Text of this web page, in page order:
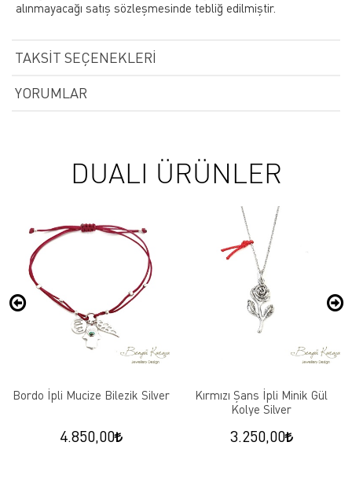
alınmayacağı satış sözleşmesinde tebliğ edilmiştir.
TAKSIT SEÇENEKLERI
YORUMLAR
DUALI ÜRÜNLER
Bordo İpli Mucize Bilezik Silver
4.850,00
Kırmızı Şans İpli Minik Gül
Kolye Silver
3.250,00